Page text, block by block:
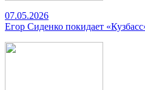
07.05.2026
Егор Сиденко покидает